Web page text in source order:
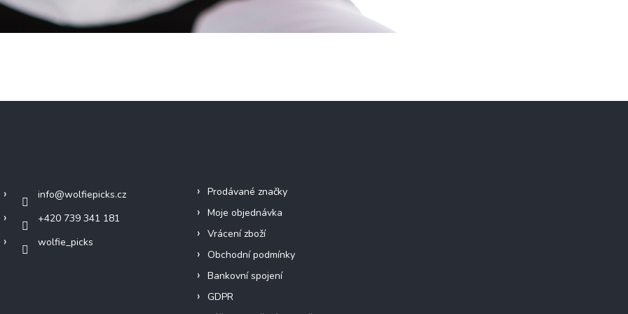
info@wolfiepicks.cz
+420 739 341 181
wolfie_picks
Prodávané značky
Moje objednávka
Vrácení zboží
Obchodní podmínky
Bankovní spojení
GDPR